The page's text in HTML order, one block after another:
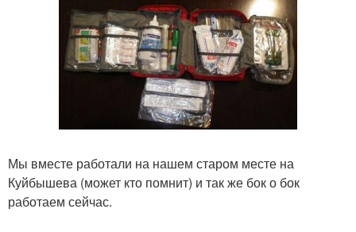
Мы вместе работали на нашем старом месте на
Куйбышева (может кто помнит) и так же бок о бок
работаем сейчас.